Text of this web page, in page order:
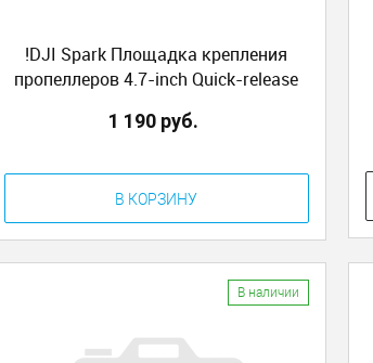
!DJI Spark Площадка крепления
пропеллеров 4.7-inch Quick-release
1 190 руб.
В КОРЗИНУ
В наличии